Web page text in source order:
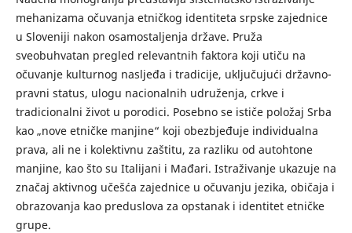
mehanizama očuvanja etničkog identiteta srpske zajednice
u Sloveniji nakon osamostaljenja države. Pruža
sveobuhvatan pregled relevantnih faktora koji utiču na
očuvanje kulturnog nasljeđa i tradicije, uključujući državno-
pravni status, ulogu nacionalnih udruženja, crkve i
tradicionalni život u porodici. Posebno se ističe položaj Srba
kao „nove etničke manjine“ koji obezbjeđuje individualna
prava, ali ne i kolektivnu zaštitu, za razliku od autohtone
manjine, kao što su Italijani i Mađari. Istraživanje ukazuje na
značaj aktivnog učešća zajednice u očuvanju jezika, običaja i
obrazovanja kao preduslova za opstanak i identitet etničke
grupe.